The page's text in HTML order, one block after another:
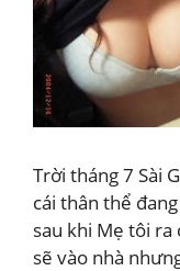
Trời tháng 7 Sài
cái thân thể
sau khi Mẹ tôi
sẽ vào nhà